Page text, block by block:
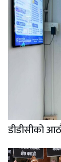
डीडीसीको